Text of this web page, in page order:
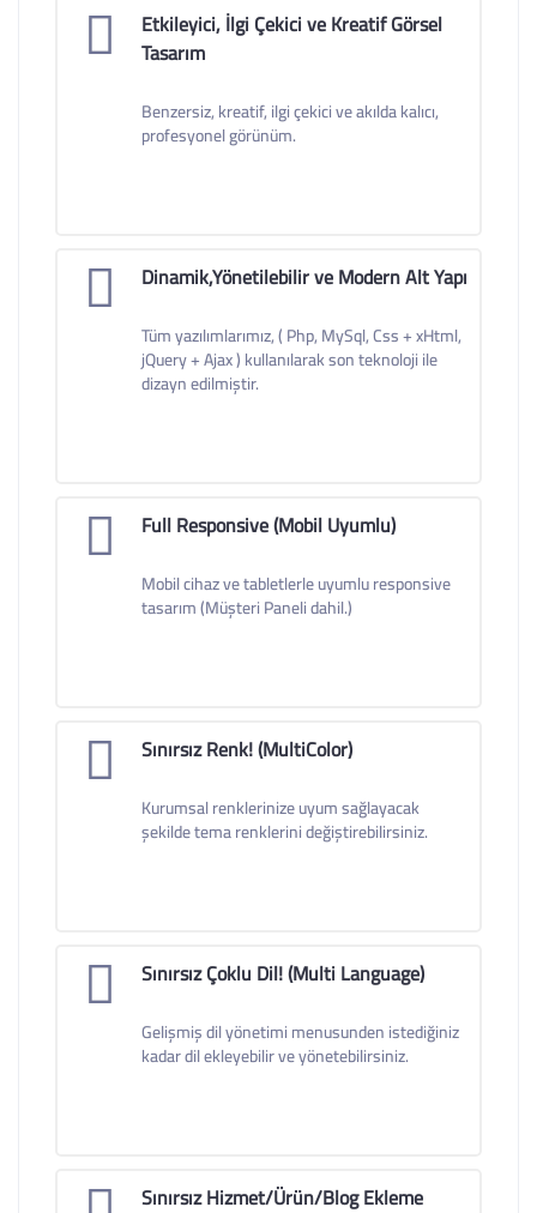
Etkileyici, İlgi Çekici ve Kreatif Görsel
Tasarım
Benzersiz, kreatif, ilgi çekici ve akılda kalıcı,
profesyonel görünüm.
Dinamik,Yönetilebilir ve Modern Alt Yapı
Tüm yazılımlarımız, ( Php, MySql, Css + xHtml,
jQuery + Ajax ) kullanılarak son teknoloji ile
dizayn edilmiştir.
Full Responsive (Mobil Uyumlu)
Mobil cihaz ve tabletlerle uyumlu responsive
tasarım (Müşteri Paneli dahil.)
Sınırsız Renk! (MultiColor)
Kurumsal renklerinize uyum sağlayacak
şekilde tema renklerini değiştirebilirsiniz.
Sınırsız Çoklu Dil! (Multi Language)
Gelişmiş dil yönetimi menusunden istediğiniz
kadar dil ekleyebilir ve yönetebilirsiniz.
Sınırsız Hizmet/Ürün/Blog Ekleme